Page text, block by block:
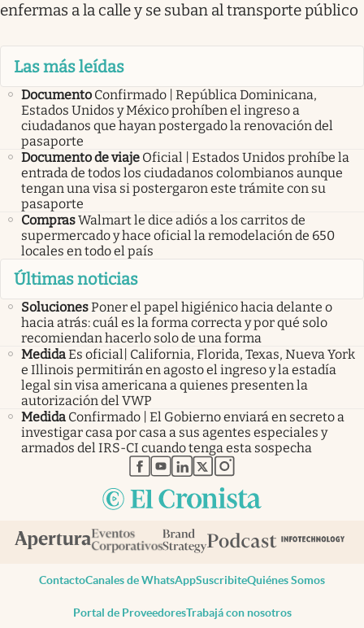
enfermas a la calle y se suban al transporte público
Las más leídas
Documento Confirmado | República Dominicana,
Estados Unidos y México prohíben el ingreso a
ciudadanos que hayan postergado la renovación del
pasaporte
Documento de viaje Oficial | Estados Unidos prohíbe la
entrada de todos los ciudadanos colombianos aunque
tengan una visa si postergaron este trámite con su
pasaporte
ComprasWalmart le dice adiós a los carritos de
supermercado y hace oficial la remodelación de 650
locales en todo el país
Últimas noticias
SolucionesPoner el papel higiénico hacia delante o
hacia atrás: cuál es la forma correcta y por qué solo
recomiendan hacerlo solo de una forma
MedidaEs oficial| California, Florida, Texas, Nueva York
e Illinois permitirán en agosto el ingreso y la estadía
legal sin visa americana a quienes presenten la
autorización del VWP
Medida Confirmado | El Gobierno enviará en secreto a
investigar casa por casa a sus agentes especiales y
armados del IRS-CI cuando tenga esta sospecha
abre en nueva pestaña
abre en nueva pestaña
abre en nueva pestaña
abre en nueva pestaña
abre en nueva pestaña
ContactoCanales de WhatsAppSuscribiteQuiénes Somos
Portal de ProveedoresTrabajá con nosotros